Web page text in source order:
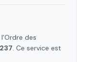
des
. Ce service est